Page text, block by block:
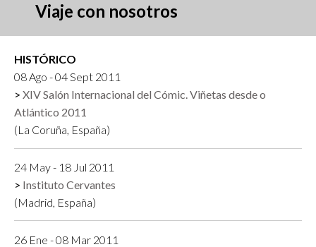
Viaje con nosotros
HISTÓRICO
08 Ago - 04 Sept 2011
XIV Salón Internacional del Cómic. Viñetas desde o
Atlántico 2011
(La Coruña, España)
24 May - 18 Jul 2011
Instituto Cervantes
(Madrid, España)
26 Ene - 08 Mar 2011